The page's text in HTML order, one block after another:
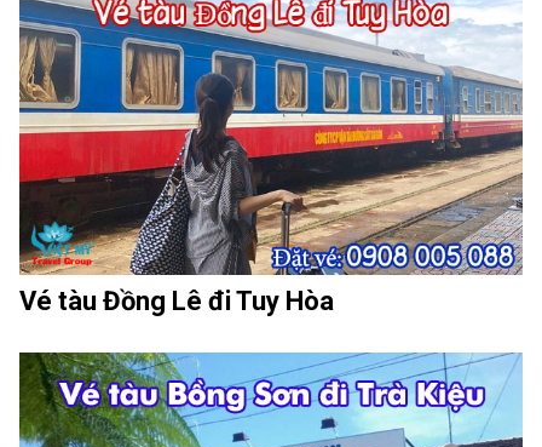
Vé tàu Đồng Lê đi Tuy Hòa